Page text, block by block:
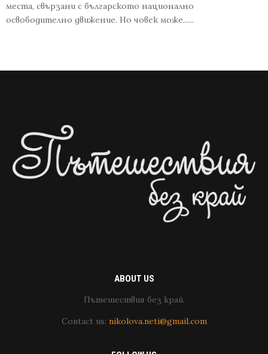
места, свързани с българското национално
освободително движение. Но човек може......
ABOUT US
Пътешествия без край.
Contact us: nikolova.neti@gmail.com